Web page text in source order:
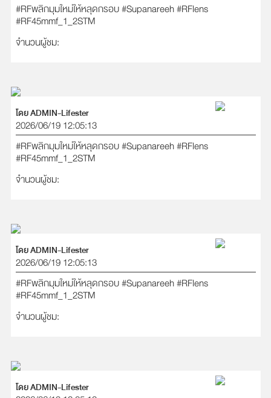
#RFพลิกมุมใหม่ให้หลุดกรอบ#Supanareeh#RFlens
#RF45mmf_1_2STM
จำนวนผู้ชม:
โดย ADMIN-Lifester
2026/06/19 12:05:13
#RFพลิกมุมใหม่ให้หลุดกรอบ#Supanareeh#RFlens
#RF45mmf_1_2STM
จำนวนผู้ชม:
โดย ADMIN-Lifester
2026/06/19 12:05:13
#RFพลิกมุมใหม่ให้หลุดกรอบ#Supanareeh#RFlens
#RF45mmf_1_2STM
จำนวนผู้ชม:
โดย ADMIN-Lifester